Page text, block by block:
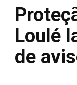
Loulé
de